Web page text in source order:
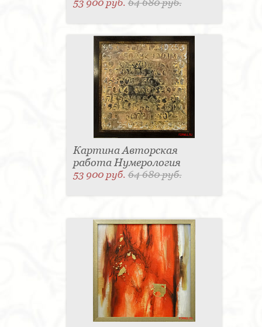
53 900 руб.64 680 руб.
Картина Авторская
работа Нумерология
53 900 руб.64 680 руб.